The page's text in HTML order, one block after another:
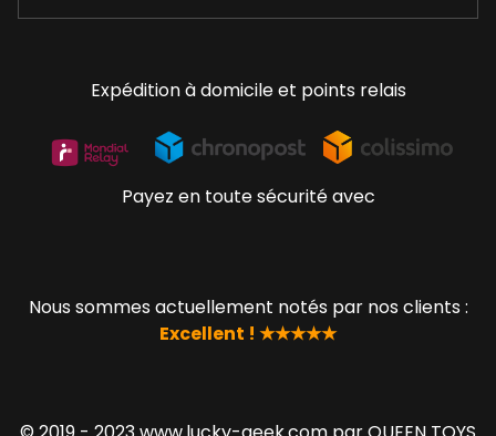
Expédition à domicile et points relais
Payez en toute sécurité avec
Nous sommes actuellement notés par nos clients :
Excellent ! ★★★★★